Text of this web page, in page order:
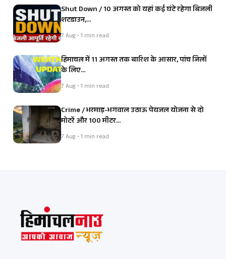
Shut Down / 10 अगस्त को यहां कई घंटे रहेगा बिजली
शटडाउन,…
7 Aug • 1 min read
हिमाचल में 11 अगस्त तक बारिश के आसार, पांच जिलों
के लिए…
7 Aug • 1 min read
Crime / भरमाड़-भगवाल उठाऊ पेयजल योजना से दो
मोटरें और 100 मीटर…
7 Aug • 1 min read